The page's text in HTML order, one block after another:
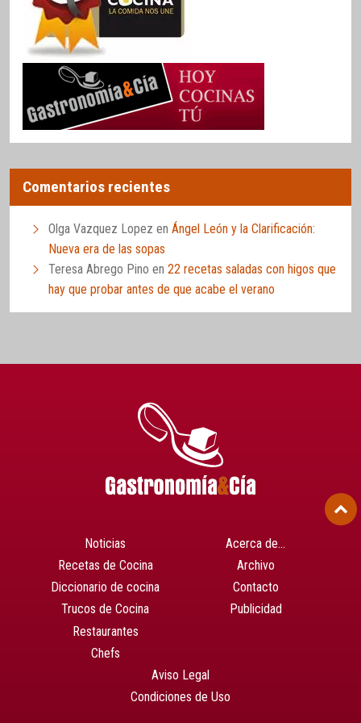
Comentarios recientes
Olga Vazquez Lopez en Ángel León y la Clarificación:
Nueva era de las sopas
Teresa Abrego Pino en 22 recetas saladas con higos que
hay que probar antes de que acabe el verano
Noticias
Recetas de Cocina
Diccionario de cocina
Trucos de Cocina
Restaurantes
Chefs
Acerca de…
Archivo
Contacto
Publicidad
Aviso Legal
Condiciones de Uso